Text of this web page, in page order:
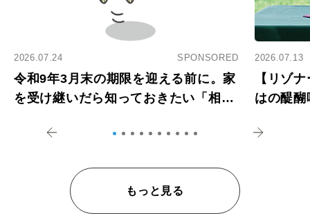
2026.07.24 SPONSORED
令和9年3月末の期限を迎える前に。家
を受け継いだら知っておきたい「相続
2026.07.13
【リゾ
はの醍
もっと見る